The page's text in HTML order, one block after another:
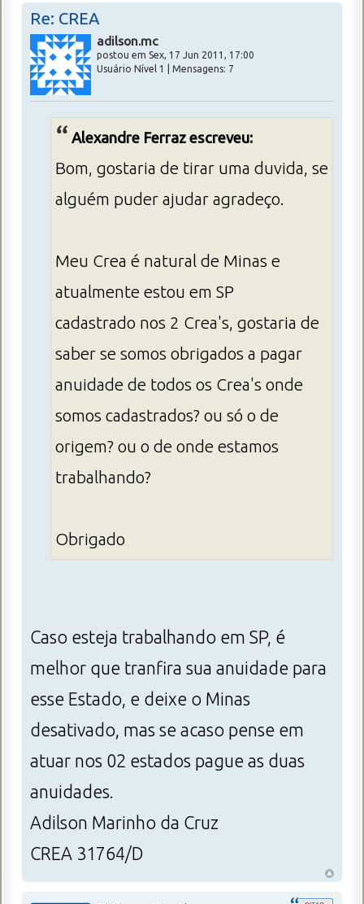
Re: CREA
adilson.mc
postou em Sex, 17 Jun 2011, 17:00
Usuário Nível 1 | Mensagens: 7
Alexandre Ferraz escreveu:
Bom, gostaria de tirar uma duvida, se
alguém puder ajudar agradeço.
Meu Crea é natural de Minas e
atualmente estou em SP
cadastrado nos 2 Crea's, gostaria de
saber se somos obrigados a pagar
anuidade de todos os Crea's onde
somos cadastrados? ou só o de
origem? ou o de onde estamos
trabalhando?
Obrigado
Caso esteja trabalhando em SP, é
melhor que tranfira sua anuidade para
esse Estado, e deixe o Minas
desativado, mas se acaso pense em
atuar nos 02 estados pague as duas
anuidades.
Adilson Marinho da Cruz
CREA 31764/D